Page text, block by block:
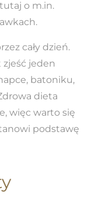
o m.in.
cały dzień.
jeden
batoniku,
dieta
więc warto się
podstawę